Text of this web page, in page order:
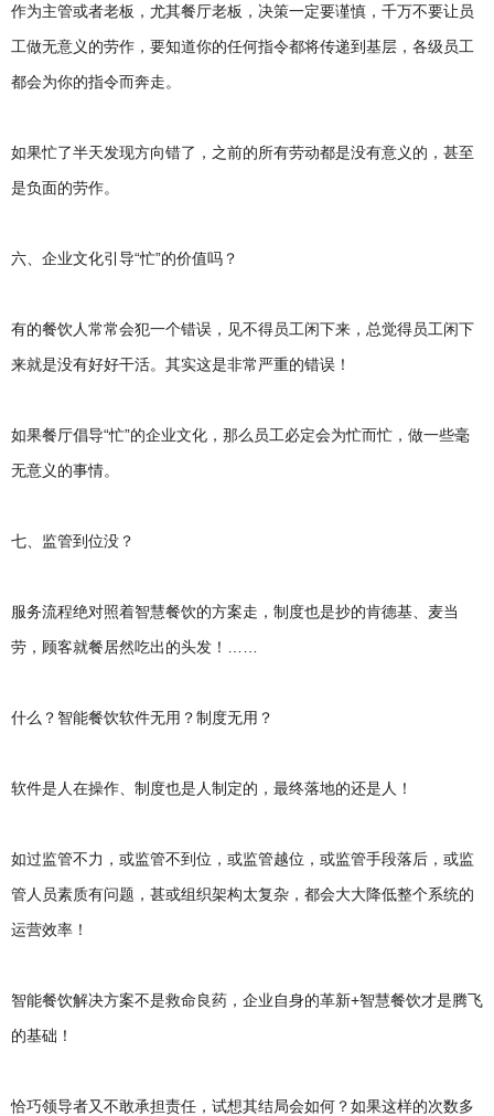
作为主管或者老板，尤其餐厅老板，决策一定要谨慎，千万不要让员
工做无意义的劳作，要知道你的任何指令都将传递到基层，各级员工
都会为你的指令而奔走。
如果忙了半天发现方向错了，之前的所有劳动都是没有意义的，甚至
是负面的劳作。
六、企业文化引导“忙”的价值吗？
有的餐饮人常常会犯一个错误，见不得员工闲下来，总觉得员工闲下
来就是没有好好干活。其实这是非常严重的错误！
如果餐厅倡导“忙”的企业文化，那么员工必定会为忙而忙，做一些毫
无意义的事情。
七、监管到位没？
服务流程绝对照着智慧餐饮的方案走，制度也是抄的肯德基、麦当
劳，顾客就餐居然吃出的头发！……
什么？智能餐饮软件无用？制度无用？
软件是人在操作、制度也是人制定的，最终落地的还是人！
如过监管不力，或监管不到位，或监管越位，或监管手段落后，或监
管人员素质有问题，甚或组织架构太复杂，都会大大降低整个系统的
运营效率！
智能餐饮解决方案不是救命良药，企业自身的革新+智慧餐饮才是腾飞
的基础！
恰巧领导者又不敢承担责任，试想其结局会如何？如果这样的次数多